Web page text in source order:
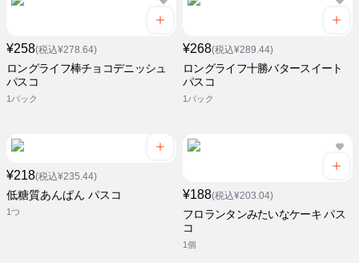
¥258(税込¥278.64)
ロングライフ棒チョコデニッシュ
パスコ
1パック
¥268(税込¥289.44)
ロングライフ十勝バタースイート
パスコ
1パック
¥218(税込¥235.44)
低糖質あんぱん パスコ
1つ
¥188(税込¥203.04)
フロランタンみたいなケーキ パス
コ
1個